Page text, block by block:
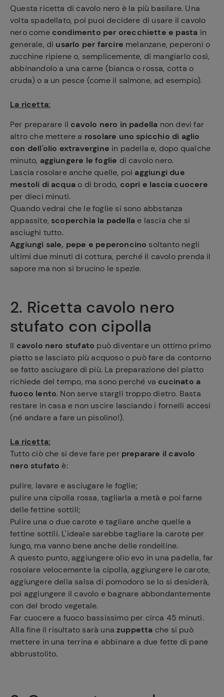
Questa ricetta di cavolo nero è la più basilare. Una
volta spadellato, poi puoi decidere di usare il cavolo
nero come condimento per orecchiette e pasta in
generale, di usarlo per farcire melanzane, peperoni o
zucchine ripiene o, semplicemente, di mangiarlo così,
abbinandolo a una carne (bianca o rossa, cotta o
cruda) o a un pesce (come il salmone, ad esempio).
La ricetta:
Per preparare il cavolo nero in padella non devi far
altro che mettere a rosolare uno spicchio di aglio
con dell'olio extravergine in padella e, dopo qualche
minuto, aggiungere le foglie di cavolo nero.
Lascia rosolare anche quelle, poi aggiungi due
mestoli di acqua o di brodo, copri e lascia cuocere
per dieci minuti.
Quando vedrai che le foglie si sono abbstanza
appassite, scoperchia la padella e lascia che si
asciughi tutto.
Aggiungi sale, pepe e peperoncino soltanto negli
ultimi due minuti di cottura, perché il cavolo prenda il
sapore ma non si brucino le spezie.
2. Ricetta cavolo nero
stufato con cipolla
Il cavolo nero stufato può diventare un ottimo primo
piatto se lasciato più acquoso o può fare da contorno
se fatto asciugare di più. La preparazione del piatto
richiede del tempo, ma sono perché va cucinato a
fuoco lento. Non serve stargli troppo dietro. Basta
restare in casa e non uscire lasciando i fornelli accesi
(né andare a fare un pisolino!).
La ricetta:
Tutto ciò che si deve fare per preparare il cavolo
nero stufato è:
pulire, lavare e asciugare le foglie;
pulire una cipolla rossa, tagliarla a metà e poi farne
delle fettine sottili;
Pulire una o due carote e tagliare anche quelle a
fettine sottili. L'ideale sarebbe tagliare la carote per
lungo, ma vanno bene anche delle rondelline.
A questo punto, aggiungere olio evo in una padella, far
rosolare velocemente la cipolla, aggiungere le carote,
aggiungere della salsa di pomodoro se lo si desiderà,
poi aggiungere il cavolo e bagnare abbondantemente
con del brodo vegetale.
Far cuocere a fuoco bassissimo per circa 45 minuti.
Alla fine il risultato sarà unazuppetta che si può
mettere in una terrina e abbinare a due fette di pane
abbrustolito.